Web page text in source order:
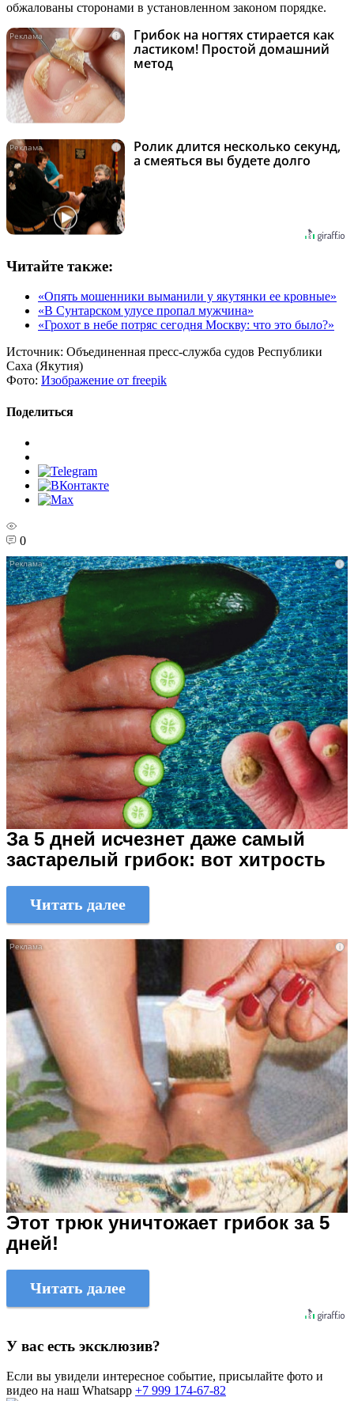
обжалованы сторонами в установленном законом порядке.
i
Грибок на ногтях стирается как
ластиком! Простой домашний
метод
i
Ролик длится несколько секунд,
а смеяться вы будете долго
Читайте также:
«Опять мошенники выманили у якутянки ее кровные»
«В Сунтарском улусе пропал мужчина»
«Грохот в небе потряс сегодня Москву: что это было?»
Источник: Объединенная пресс-служба судов Республики
Саха (Якутия)
Фото: Изображение от freepik
Поделиться
0
i
За 5 дней исчезнет даже самый
застарелый грибок: вот хитрость
Читать далее
i
Этот трюк уничтожает грибок за 5
дней!
Читать далее
У вас есть эксклюзив?
Если вы увидели интересное событие, присылайте фото и
видео на наш Whatsapp +7 999 174-67-82